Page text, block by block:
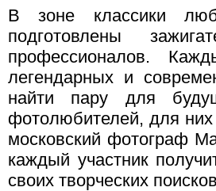
В зоне классики
подготовлены
профессионалов.
легендарных и
найти пару для
фотолюбителей, для
московский фотограф
каждый участник
своих творческих